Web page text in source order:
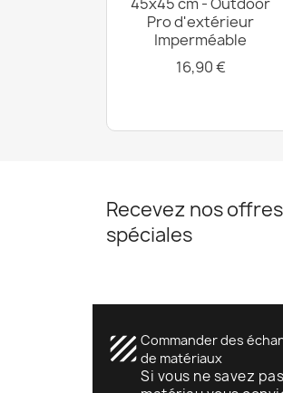
Pro d'extérieur
Imperméable
16,90 €
Recevez nos offres
spéciales
texture Commander des
de matériaux
Si vous ne savez